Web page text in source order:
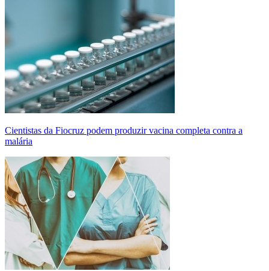
Cientistas da Fiocruz podem produzir vacina completa contra a
malária